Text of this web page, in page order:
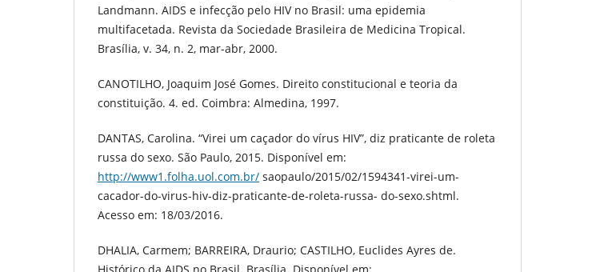
Landmann. AIDS e infecção pelo HIV no Brasil: uma epidemia
multifacetada. Revista da Sociedade Brasileira de Medicina Tropical.
Brasília, v. 34, n. 2, mar-abr, 2000.
CANOTILHO, Joaquim José Gomes. Direito constitucional e teoria da
constituição. 4. ed. Coimbra: Almedina, 1997.
DANTAS, Carolina. “Virei um caçador do vírus HIV”, diz praticante de roleta
russa do sexo. São Paulo, 2015. Disponível em:
http://www1.folha.uol.com.br/ saopaulo/2015/02/1594341-virei-um-
cacador-do-virus-hiv-diz-praticante-de-roleta-russa- do-sexo.shtml.
Acesso em: 18/03/2016.
DHALIA, Carmem; BARREIRA, Draurio; CASTILHO, Euclides Ayres de.